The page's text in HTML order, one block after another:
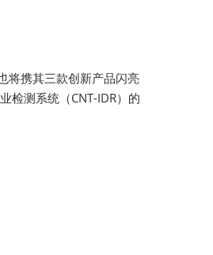
将携其三款创新产品闪亮
检测系统（CNT-IDR）的